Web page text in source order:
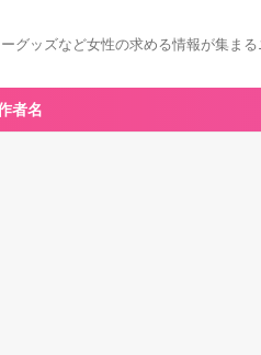
グッズなど女性の求める情報が集まる
者名